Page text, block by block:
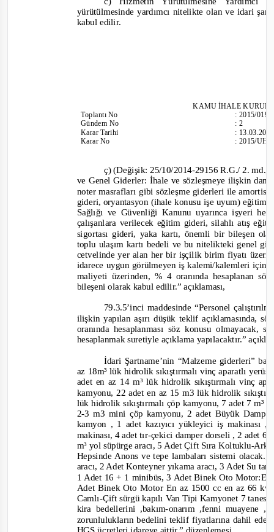
yürütülmesinde yardımcı nitelikte olan ve idari
kabul edilir.
KAMU İHALE
ToplantıNo
Gündem No
Karar Tarihi
Karar No
:2015/019
:2
:
:2015/
ç) (Değişik: 25/10/2014-29156 R.G./ 2. md.,
ve Genel Giderler: İhale ve sözleşmeye ilişkin
noter masrafları gibi sözleşme giderleri ile
gideri, oryantasyon (ihale konusu işe uyum)
Sağlığı ve Güvenliği Kanunu uyarınca işyeri
çalışanlara verilecek eğitim gideri, silahlı atış
sigortası gideri, yaka kartı, önemli bir bileşen
toplu ulaşım kartı bedeli ve bu nitelikteki genel
cetvelinde yer alan her bir işçilik birim fiyatı
idarece uygun görülmeyen iş kalemi/kalemleri için
maliyeti üzerinden, % 4 oranında hesaplanan
bileşeni olarak kabul edilir.” açıklaması,
79.3.5’inci maddesinde“Personel
ilişkin yapılan aşırı düşük teklif açıklamasında,
oranında hesaplanması söz konusu
hesaplanmak suretiyle açıklama yapılacaktır.”
İdari Şartname’nin “Malzeme giderleri”
az 18m³ lük hidrolik sıkıştırmalı vinç aparatlı
adet en az 14 m³ lük hidrolik sıkıştırmalı vinç
kamyonu, 22 adet en az 15 m3lük hidrolik
lük hidrolik sıkıştırmalı çöp kamyonu, 7 adet 7 m³
2-3 m3 mini çöp kamyonu, 2 adet Büyük
kamyon , 1 adet kazıyıcı yükleyici iş makinası
makinası, 4 adet tır-çekici damper dorseli , 2 adet 6
m³ yol süpürge aracı, 5 Adet Çift Sıra Koltuklu-
Hepsinde Anons ve tepe lambaları sistemi
aracı, 2 Adet Konteyner yıkama aracı, 3 Adet Su
1 Adet 16 + 1 minibüs, 3 Adet Binek Oto
Adet Binek Oto Motor En az 1500 cc en az 66
Camlı-Çift sürgü kapılı Van Tipi Kamyonet 7
kira bedellerini ,bakım-onarım ,fenni muayene
zorunlulukların bedelini teklif fiyatlarına dahil
HGS ücretleri idareye aittir.” düzenlemesi,